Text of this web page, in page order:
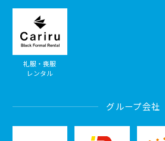
礼服・喪服
レンタル
グループ会社